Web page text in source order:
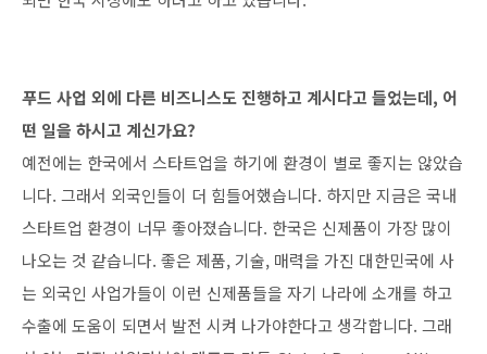
푸드 사업 외에 다른 비즈니스도 진행하고 계시다고 들었는데, 어
떤 일을 하시고 계신가요?
예전에는 한국에서 스타트업을 하기에 환경이 별로 좋지는 않았습
니다. 그래서 외국인들이 더 힘들어했습니다. 하지만 지금은 국내
스타트업 환경이 너무 좋아졌습니다. 한국은 신제품이 가장 많이
나오는 것 같습니다. 좋은 제품, 기술, 매력을 가진 대한민국에 사
는 외국인 사업가들이 이런 신제품들을 자기 나라에 소개를 하고
수출에 도움이 되면서 발전 시켜 나가야한다고 생각합니다. 그래